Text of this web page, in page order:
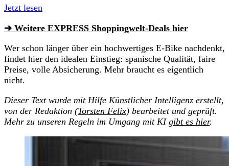
Jetzt lesen
➔ Weitere EXPRESS Shoppingwelt-Deals hier
Wer schon länger über ein hochwertiges E-Bike nachdenkt,
findet hier den idealen Einstieg: spanische Qualität, faire
Preise, volle Absicherung. Mehr braucht es eigentlich
nicht.
Dieser Text wurde mit Hilfe Künstlicher Intelligenz erstellt,
von der Redaktion (Torsten Felix) bearbeitet und geprüft.
Mehr zu unseren Regeln im Umgang mit KI gibt es hier.